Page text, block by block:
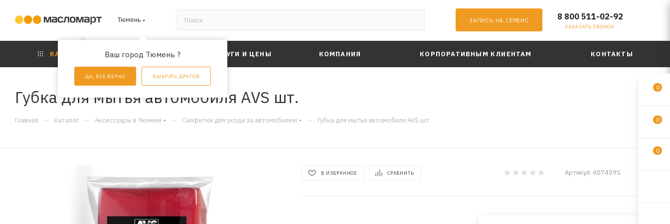
Тюмень
Ваш город Тюмень ?
ДА, ВСЕ ВЕРНО ВЫБРАТЬ ДРУГОЙ
ЗАПИСЬ НА СЕРВИС 8 800 511-02-92
ЗАКАЗАТЬ ЗВОНОК
КАТАЛОГ АКЦИИ УСЛУГИ И ЦЕНЫ КОМПАНИЯ КОРПОРАТИВНЫМ КЛИЕНТАМ КОНТАКТЫ
Губка для мытья автомобиля AVS шт.
Главная — Каталог — Аксессуары в Тюмени — Салфетки для ухода за автомобилем — Губка для мытья автомобиля AVS шт.
В ИЗБРАННОЕ СРАВНИТЬ Артикул: A07439S
0
0
0